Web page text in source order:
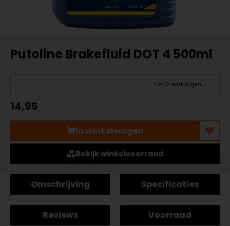
Putoline Brakefluid DOT 4 500ml
1 tot 2 werkdagen
14,95
In winkelwagen
Bekijk winkelvoorraad
Omschrijving Specificaties
Reviews Voorraad